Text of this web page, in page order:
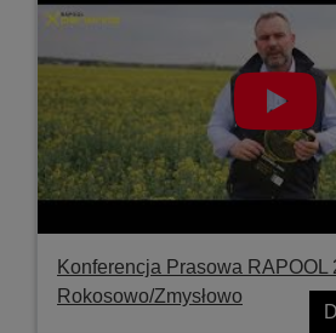
Konferencja Prasowa RAPOOL
Rokosowo/Zmysłowo